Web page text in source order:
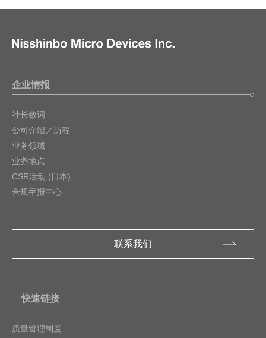
企业情报
社长致词
公司介绍／历程
业务领域
业务地点
CSR活动 (日本)
合规举报中心
联系我们
快速链接
质量管理制度